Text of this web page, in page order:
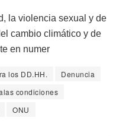
la violencia sexual y de
cambio climático y de
en numer
los DD.HH.
Denuncia
condiciones
ONU